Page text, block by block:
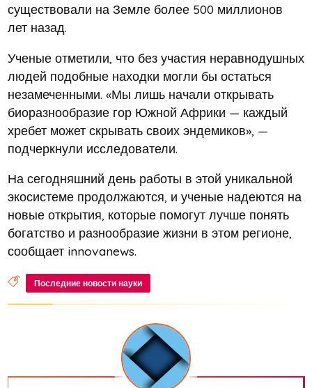
существовали на Земле более 500 миллионов
лет назад.
Ученые отметили, что без участия неравнодушных
людей подобные находки могли бы остаться
незамеченными. «Мы лишь начали открывать
биоразнообразие гор Южной Африки — каждый
хребет может скрывать своих эндемиков», —
подчеркнули исследователи.
На сегодняшний день работы в этой уникальной
экосистеме продолжаются, и ученые надеются на
новые открытия, которые помогут лучше понять
богатство и разнообразие жизни в этом регионе,
сообщает innovanews.
Последние новости науки